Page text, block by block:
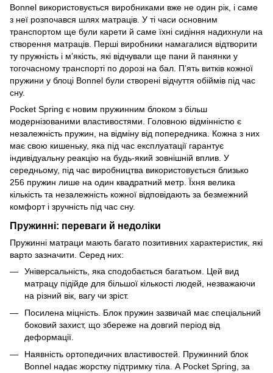
Bonnel використовується виробниками вже не один рік, і саме
з неї розпочався шлях матраців. У ті часи основним
транспортом ще були карети й саме їхні сидіння надихнули на
створення матраців. Перші виробники намагалися відтворити
ту пружність і м’якість, які відчували ще пани й панянки у
тогочасному транспорті по дорозі на бал. П’ять витків кожної
пружини у блоці Bonnel були створені відчуття обіймів під час
сну.
Pocket Spring є новим пружинним блоком з більш
модернізованими властивостями. Головною відмінністю є
незалежність пружин, на відміну від попередника. Кожна з них
має свою кишеньку, яка під час експлуатації гарантує
індивідуальну реакцію на будь-який зовнішній вплив. У
середньому, під час виробництва використовується близько
256 пружин лише на один квадратний метр. Їхня велика
кількість та незалежність кожної відповідають за безмежний
комфорт і зручність під час сну.
Пружинні: переваги й недоліки
Пружинні матраци мають багато позитивних характеристик, які
варто зазначити. Серед них:
Універсальність, яка сподобається багатьом. Цей вид
матрацу підійде для більшої кількості людей, незважаючи
на різний вік, вагу чи зріст.
Посилена міцність. Блок пружин зазвичай має спеціальний
боковий захист, що збереже на довгий період від
деформації.
Наявність ортопедичних властивостей. Пружинний блок
Bonnel надає жорстку підтримку тіла. А Pocket Spring, за